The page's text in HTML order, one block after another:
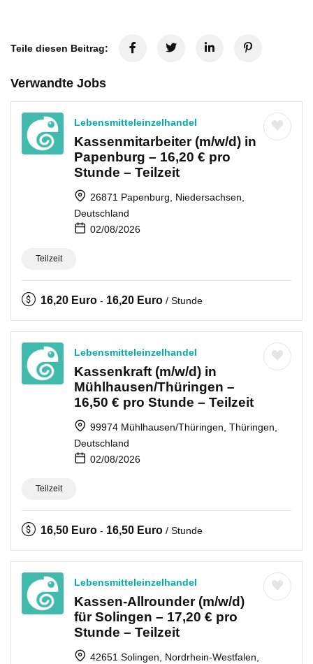
Teile diesen Beitrag:
Verwandte Jobs
Lebensmitteleinzelhandel
Kassenmitarbeiter (m/w/d) in
Papenburg – 16,20 € pro
Stunde – Teilzeit
26871 Papenburg, Niedersachsen,
Deutschland
02/08/2026
Teilzeit
16,20 Euro - 16,20 Euro / Stunde
Lebensmitteleinzelhandel
Kassenkraft (m/w/d) in
Mühlhausen/Thüringen –
16,50 € pro Stunde – Teilzeit
99974 Mühlhausen/Thüringen, Thüringen,
Deutschland
02/08/2026
Teilzeit
16,50 Euro - 16,50 Euro / Stunde
Lebensmitteleinzelhandel
Kassen-Allrounder (m/w/d)
für Solingen – 17,20 € pro
Stunde – Teilzeit
42651 Solingen, Nordrhein-Westfalen,